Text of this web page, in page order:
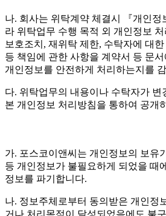
나. 회사는 위탁계약 체결시 『개인정
라 위탁업무 수행 목적 외 개인정보
보호조치, 재위탁 제한, 수탁자에 대
등 책임에 관한 사항을 계약서 등 문
개인정보를 안전하게 처리하는지를
다. 위탁업무의 내용이나 수탁자가 변
본 개인정보 처리방침을 통하여 공개
가. 포스코이앤씨는 개인정보의 보유
등 개인정보가 불필요하게 되었을 때
정보를 파기합니다.
나. 정보주체로부터 동의받은 개인정